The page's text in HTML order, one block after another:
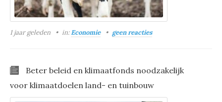
1 jaar geleden in:Economie geen reacties
Beter beleid en klimaatfonds noodzakelijk
voor klimaatdoelen land- en tuinbouw